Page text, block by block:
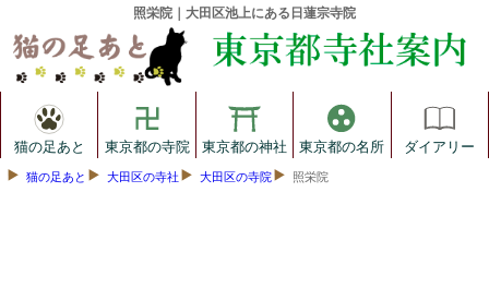
照栄院｜大田区池上にある日蓮宗寺院
猫の足あと 東京都の寺院 東京都の神社 東京都の名所 ダイアリー
猫の足あと 大田区の寺社 大田区の寺院 照栄院